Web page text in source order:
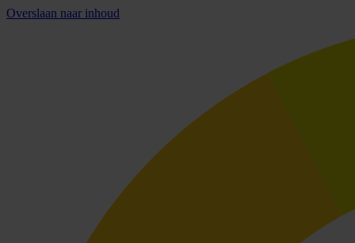
Overslaan naar inhoud